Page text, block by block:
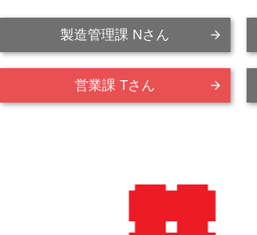
製造管理課 Nさん
営業課 Tさん